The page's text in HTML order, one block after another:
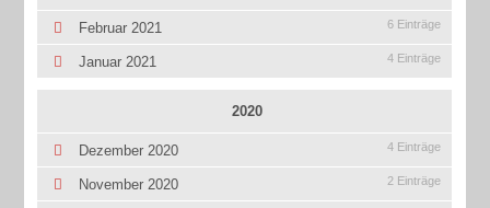
Februar 2021 6 Einträge
Januar 2021 4 Einträge
2020
Dezember 2020 4 Einträge
November 2020 2 Einträge